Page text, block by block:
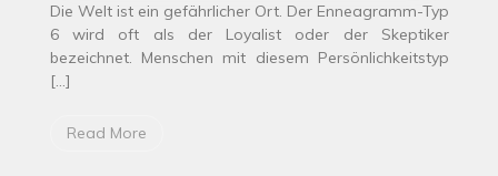
Die Welt ist ein gefährlicher Ort. Der Enneagramm-Typ
6 wird oft als der Loyalist oder der Skeptiker
bezeichnet. Menschen mit diesem Persönlichkeitstyp
[…]
Read More